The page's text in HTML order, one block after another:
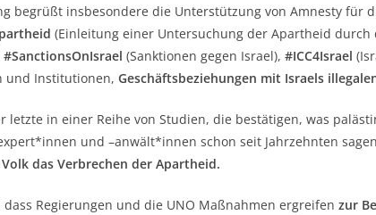
begrüßt insbesondere die Unterstützung von Amnesty für
(Einleitung einer Untersuchung der Apartheid durch
#SanctionsOnIsrael (Sanktionen gegen Israel), #ICC4Israel
und Institutionen, Geschäftsbeziehungen mit Israels
letzte in einer Reihe von Studien, die bestätigen, was
und –anwält*innen schon seit Jahrzehnten
das Verbrechen der Apartheid.
Regierungen und die UNO Maßnahmen ergreifen zur